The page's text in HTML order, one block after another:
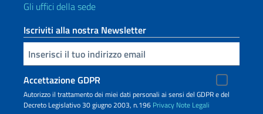
Gli uffici della sede
Iscriviti alla nostra Newsletter
Inserisci la tua email
Accettazione GDPR
Autorizzo il trattamento dei miei dati personali ai sensi del GDPR e del
Decreto Legislativo 30 giugno 2003, n.196 Privacy Note Legali